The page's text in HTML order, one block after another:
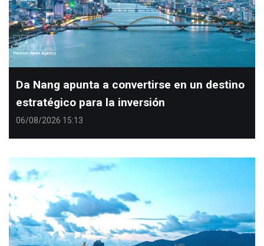
Da Nang apunta a convertirse en un destino
estratégico para la inversión
06/08/2026 15:13